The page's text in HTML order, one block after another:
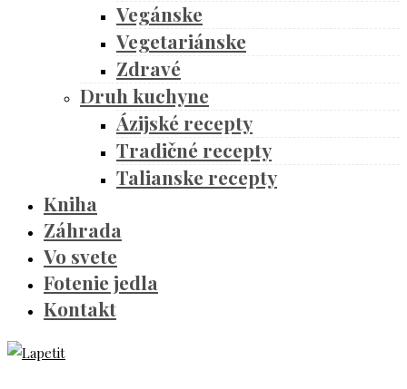
Vegánske
Vegetariánske
Zdravé
Druh kuchyne
Ázijské recepty
Tradičné recepty
Talianske recepty
Kniha
Záhrada
Vo svete
Fotenie jedla
Kontakt